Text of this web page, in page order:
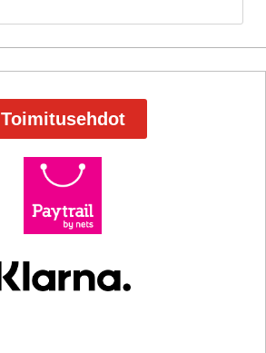
Toimitusehdot